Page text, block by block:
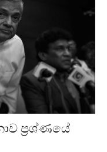
ප්‍රශ්ණයේ